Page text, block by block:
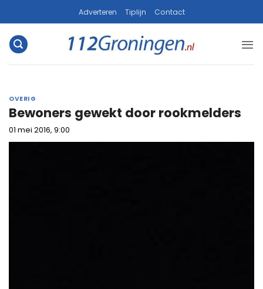
naar
inhoud
Adverteren Tiplijn Contact
OVERIG
Bewoners gewekt door rookmelders
01 mei 2016, 9:00